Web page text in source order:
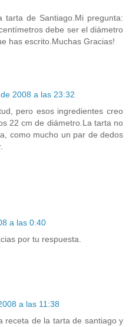
de Santiago.Mi pregunta:
debe ser el diámetro
has escrito.Muchas Gracias!
2008 a las 23:32
pero esos ingredientes creo
22 cm de diámetro.La tarta no
como mucho un par de dedos
a las 0:40
por tu respuesta.
a las 11:38
receta de la tarta de santiago y